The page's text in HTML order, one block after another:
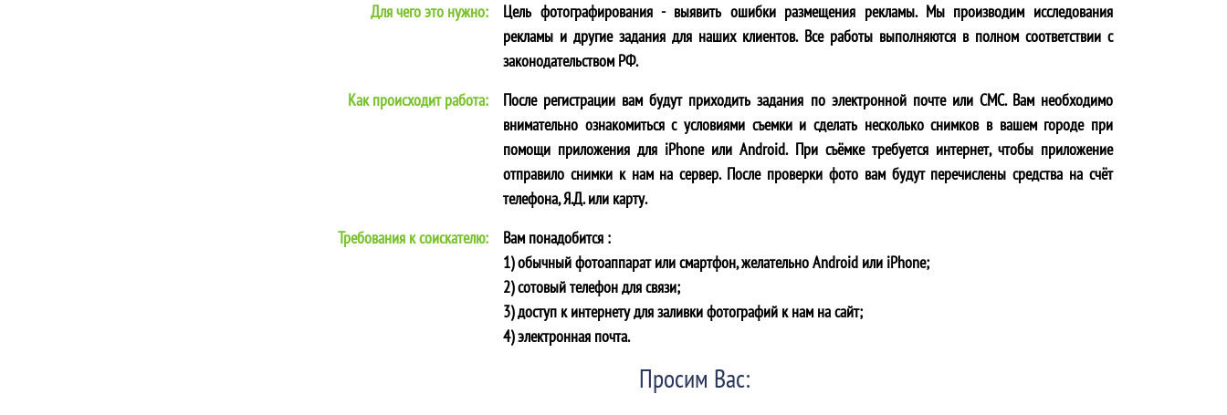
Для чего это нужно:
Цель фотографирования - выявить ошибки размещения рекламы. Мы производим исследования
рекламы и другие задания для наших клиентов. Все работы выполняются в полном соответствии с
законодательством РФ.
Как происходит работа:
После регистрации вам будут приходить задания по электронной почте или СМС. Вам необходимо
внимательно ознакомиться с условиями съемки и сделать несколько снимков в вашем городе при
помощи приложения для iPhone или Android. При съёмке требуется интернет, чтобы приложение
отправило снимки к нам на сервер. После проверки фото вам будут перечислены средства на счёт
телефона, Я.Д. или карту.
Требования к соискателю:
Вам понадобится :
1) обычный фотоаппарат или смартфон, желательно Android или iPhone;
2) сотовый телефон для связи;
3) доступ к интернету для заливки фотографий к нам на сайт;
4) электронная почта.
Просим Вас: